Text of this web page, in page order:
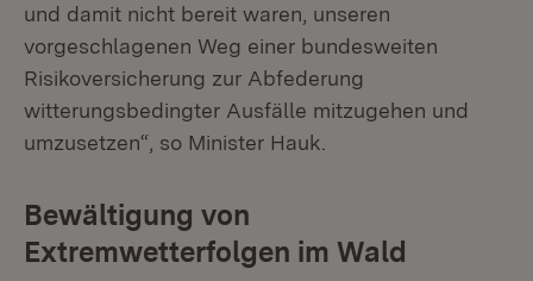
und damit nicht bereit waren, unseren
vorgeschlagenen Weg einer bundesweiten
Risikoversicherung zur Abfederung
witterungsbedingter Ausfälle mitzugehen und
umzusetzen“, so Minister Hauk.
Bewältigung von
Extremwetterfolgen im Wald